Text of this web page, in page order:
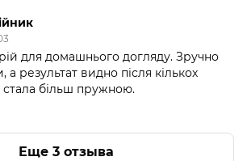
для домашнього догляду. Зручно
а результат видно після кількох
більш пружною.
Еще 3 отзыва